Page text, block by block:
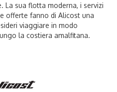
La sua flotta moderna, i servizi
offerte fanno di Alicost una
viaggiare in modo
la costiera amalfitana.